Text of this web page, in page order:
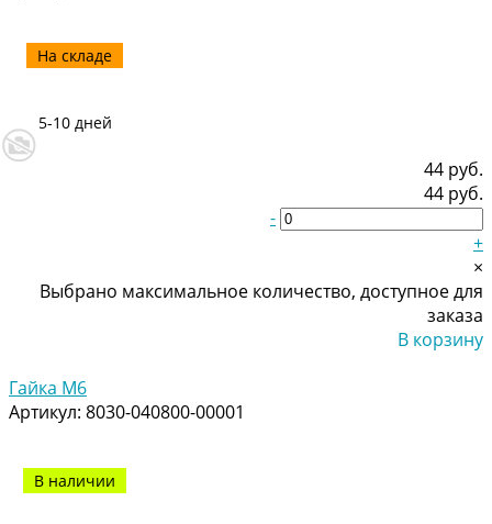
На складе
5-10 дней
44 руб.
44 руб.
-
+
×
Выбрано максимальное количество, доступное для
заказа
В корзину
Гайка М6
Артикул: 8030-040800-00001
В наличии